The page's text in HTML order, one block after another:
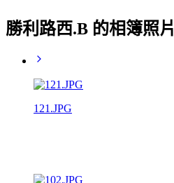
勝利路西.B 的相簿照片
121.JPG